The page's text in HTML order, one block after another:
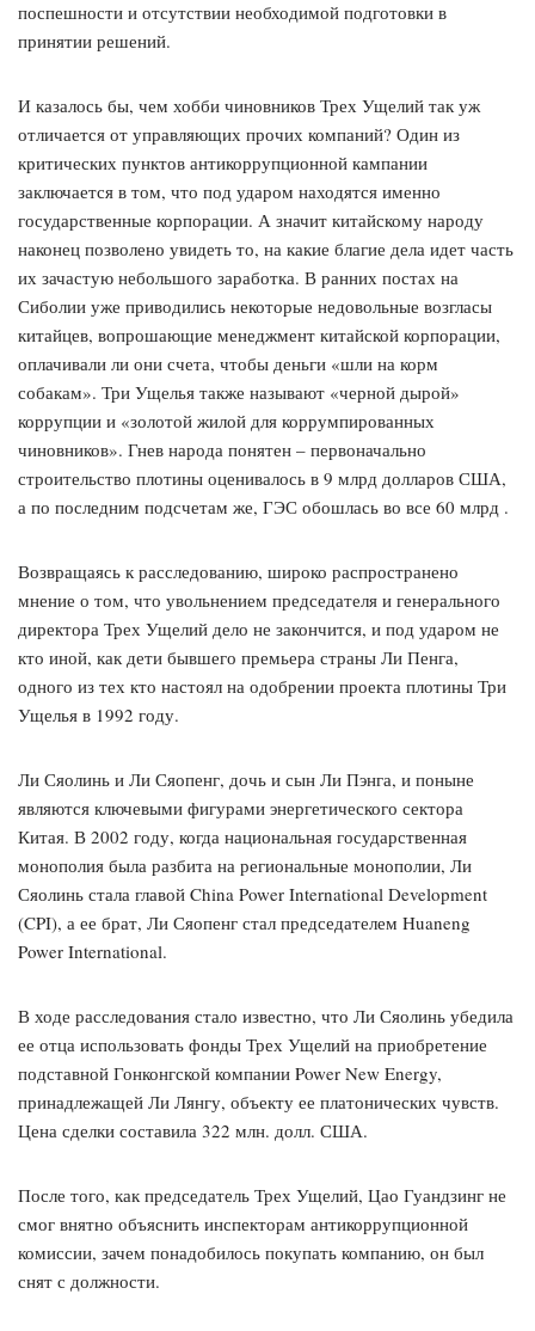
поспешности и отсутствии необходимой подготовки в
принятии решений.
И казалось бы, чем хобби чиновников Трех Ущелий так уж
отличается от управляющих прочих компаний? Один из
критических пунктов антикоррупционной кампании
заключается в том, что под ударом находятся именно
государственные корпорации. А значит китайскому народу
наконец позволено увидеть то, на какие благие дела идет часть
их зачастую небольшого заработка. В ранних постах на
Сиболии уже приводились некоторые недовольные возгласы
китайцев, вопрошающие менеджмент китайской корпорации,
оплачивали ли они счета, чтобы деньги «шли на корм
собакам». Три Ущелья также называют «черной дырой»
коррупции и «золотой жилой для коррумпированных
чиновников». Гнев народа понятен – первоначально
строительство плотины оценивалось в 9 млрд долларов США,
а по последним подсчетам же, ГЭС обошлась во все 60 млрд .
Возвращаясь к расследованию, широко распространено
мнение о том, что увольнением председателя и генерального
директора Трех Ущелий дело не закончится, и под ударом не
кто иной, как дети бывшего премьера страны Ли Пенга,
одного из тех кто настоял на одобрении проекта плотины Три
Ущелья в 1992 году.
Ли Сяолинь и Ли Сяопенг, дочь и сын Ли Пэнга, и поныне
являются ключевыми фигурами энергетического сектора
Китая. В 2002 году, когда национальная государственная
монополия была разбита на региональные монополии, Ли
Сяолинь стала главой China Power International Development
(CPI), а ее брат, Ли Сяопенг стал председателем Huaneng
Power International.
В ходе расследования стало известно, что Ли Сяолинь убедила
ее отца использовать фонды Трех Ущелий на приобретение
подставной Гонконгской компании Power New Energy,
принадлежащей Ли Лянгу, объекту ее платонических чувств.
Цена сделки составила 322 млн. долл. США.
После того, как председатель Трех Ущелий, Цао Гуандзинг не
смог внятно объяснить инспекторам антикоррупционной
комиссии, зачем понадобилось покупать компанию, он был
снят с должности.